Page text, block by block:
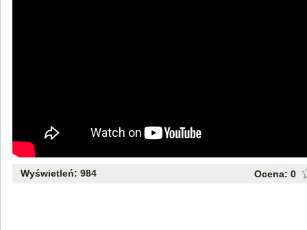
Wyświetleń: 984 Ocena: 0